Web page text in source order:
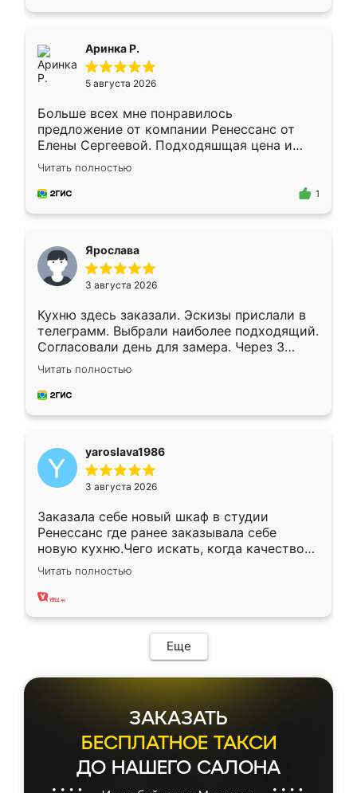
Аринка Р.
5 августа 2026
Больше всех мне понравилось
предложение от компании Ренессанс от
Елены Сергеевой. Подходяшщая цена и
короткие сроки изготовления. Приехавший
для замера сотрудник Владислав
предложил по моему эскизу самый
Читать полностью
1
Ярослава
3 августа 2026
Кухню здесь заказали. Эскизы прислали в
телеграмм. Выбрали наиболее подходящий.
Согласовали день для замера. Через 3
недели кухня была уже готова. Остались
довольны работой. Спасибо Ренессанс
мебель за качественную работу!
Читать полностью
yaroslava1986
3 августа 2026
Заказала себе новый шкаф в студии
Ренессанс где ранее заказывала себе
новую кухню.Чего искать, когда качеством
вполне довольна. Служит кухня уже почти
два года, нареканий нет.
Читать полностью
Еще
ЗАКАЗАТЬ
БЕСПЛАТНОЕ ТАКСИ
ДО НАШЕГО САЛОНА